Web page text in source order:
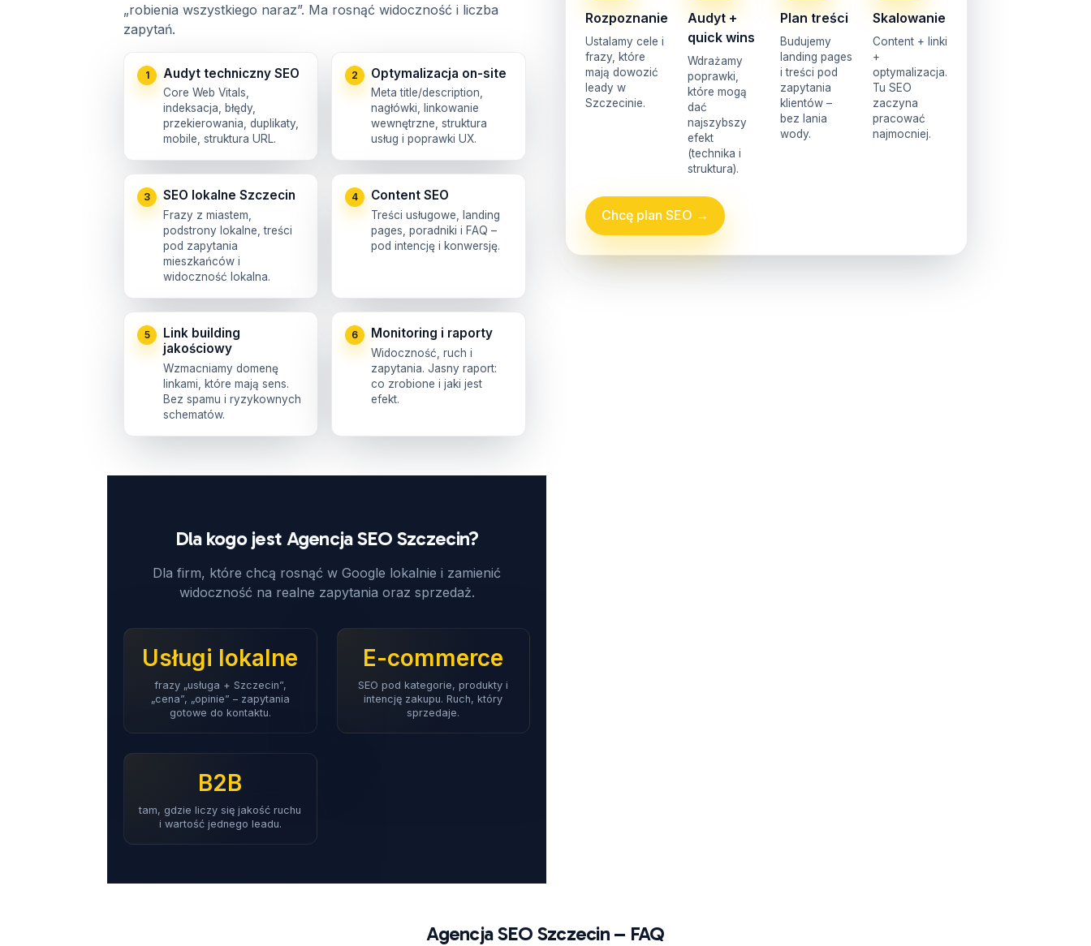
„robienia wszystkiego naraz”. Ma rosnąć widoczność i liczba
zapytań.
1 Audyt techniczny SEO
Core Web Vitals,
indeksacja, błędy,
przekierowania, duplikaty,
mobile, struktura URL.
2 Optymalizacja on-site
Meta title/description,
nagłówki, linkowanie
wewnętrzne, struktura
usług i poprawki UX.
3 SEO lokalne Szczecin
Frazy z miastem,
podstrony lokalne, treści
pod zapytania
mieszkańców i
widoczność lokalna.
4 Content SEO
Treści usługowe, landing
pages, poradniki i FAQ –
pod intencję i konwersję.
5
Link building
jakościowy
Wzmacniamy domenę
linkami, które mają sens.
Bez spamu i ryzykownych
schematów.
6 Monitoring i raporty
Widoczność, ruch i
zapytania. Jasny raport:
co zrobione i jaki jest
efekt.
Rozpoznanie
Ustalamy cele i
frazy, które
mają dowozić
leady w
Szczecinie.
Audyt +
quick wins
Wdrażamy
poprawki,
które mogą
dać
najszybszy
efekt
(technika i
struktura).
Plan treści
Budujemy
landing pages
i treści pod
zapytania
klientów –
bez lania
wody.
Skalowanie
Content + linki
+
optymalizacja.
Tu SEO
zaczyna
pracować
najmocniej.
Chcę plan SEO →
Dla kogo jest Agencja SEO Szczecin?
Dla firm, które chcą rosnąć w Google lokalnie i zamienić
widoczność na realne zapytania oraz sprzedaż.
Usługi lokalne
frazy „usługa + Szczecin”,
„cena”, „opinie” – zapytania
gotowe do kontaktu.
E-commerce
SEO pod kategorie, produkty i
intencję zakupu. Ruch, który
sprzedaje.
B2B
tam, gdzie liczy się jakość ruchu
i wartość jednego leadu.
Agencja SEO Szczecin – FAQ